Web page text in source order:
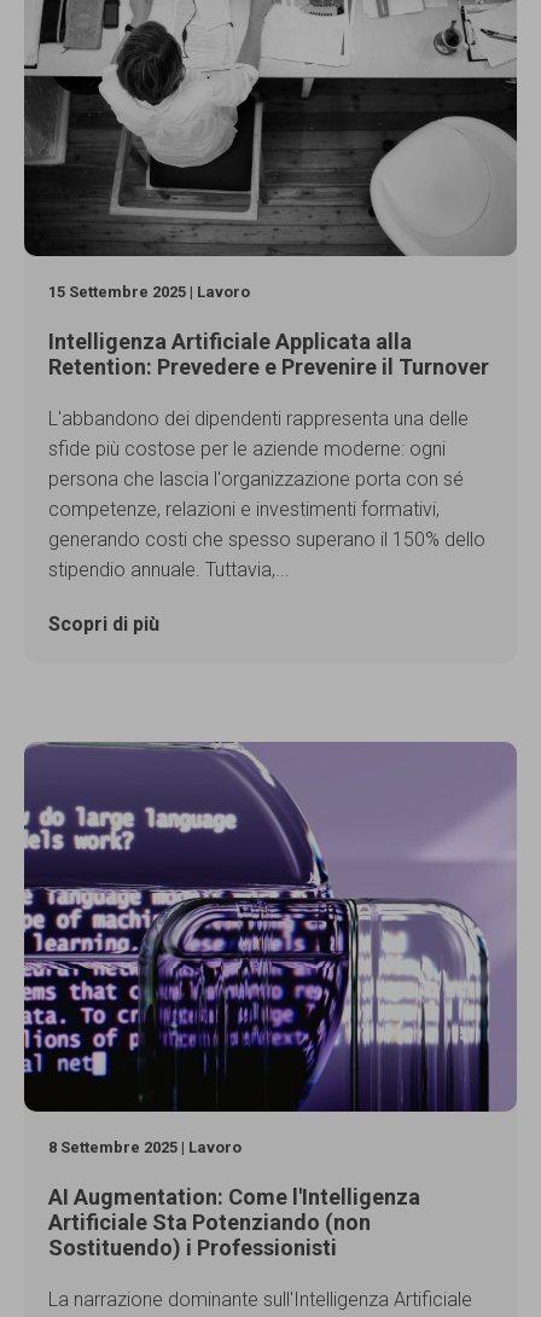
15 Settembre 2025 | Lavoro
Intelligenza Artificiale Applicata alla
Retention: Prevedere e Prevenire il Turnover
L'abbandono dei dipendenti rappresenta una delle
sfide più costose per le aziende moderne: ogni
persona che lascia l'organizzazione porta con sé
competenze, relazioni e investimenti formativi,
generando costi che spesso superano il 150% dello
stipendio annuale. Tuttavia,...
Scopri di più
8 Settembre 2025 | Lavoro
AI Augmentation: Come l'Intelligenza
Artificiale Sta Potenziando (non
Sostituendo) i Professionisti
La narrazione dominante sull'Intelligenza Artificiale